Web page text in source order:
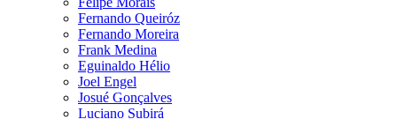
Fernando Queiróz
Fernando Moreira
Frank Medina
Eguinaldo Hélio
Joel Engel
Josué Gonçalves
Luciano Subirá